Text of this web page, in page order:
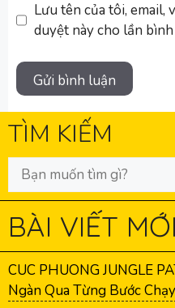
Lưu tên của tôi,
duyệt này cho lần
TÌM KIẾM
BÀI VIẾT MỚI
CUC PHUONG JUNGLE
Ngàn Qua Từng Bước Chạy